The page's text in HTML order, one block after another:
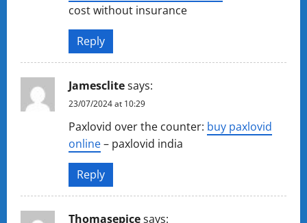
cost without insurance
Reply
Jamesclitesays:
23/07/2024 at 10:29
Paxlovid over the counter: buy paxlovid
online– paxlovid india
Reply
Thomasepicesays: